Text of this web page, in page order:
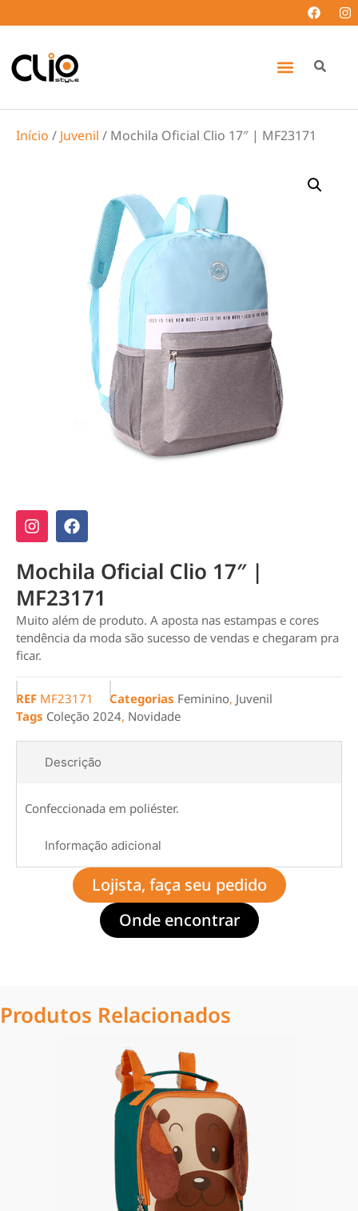
Início / Juvenil / Mochila Oficial Clio 17″ | MF23171
Mochila Oficial Clio 17″ |
MF23171
Muito além de produto. A aposta nas estampas e cores
tendência da moda são sucesso de vendas e chegaram pra
ficar.
REF MF23171 Categorias Feminino, Juvenil
Tags Coleção 2024, Novidade
Descrição
Informação adicional
Confeccionada em poliéster.
Lojista, faça seu pedido
Onde encontrar
Produtos Relacionados